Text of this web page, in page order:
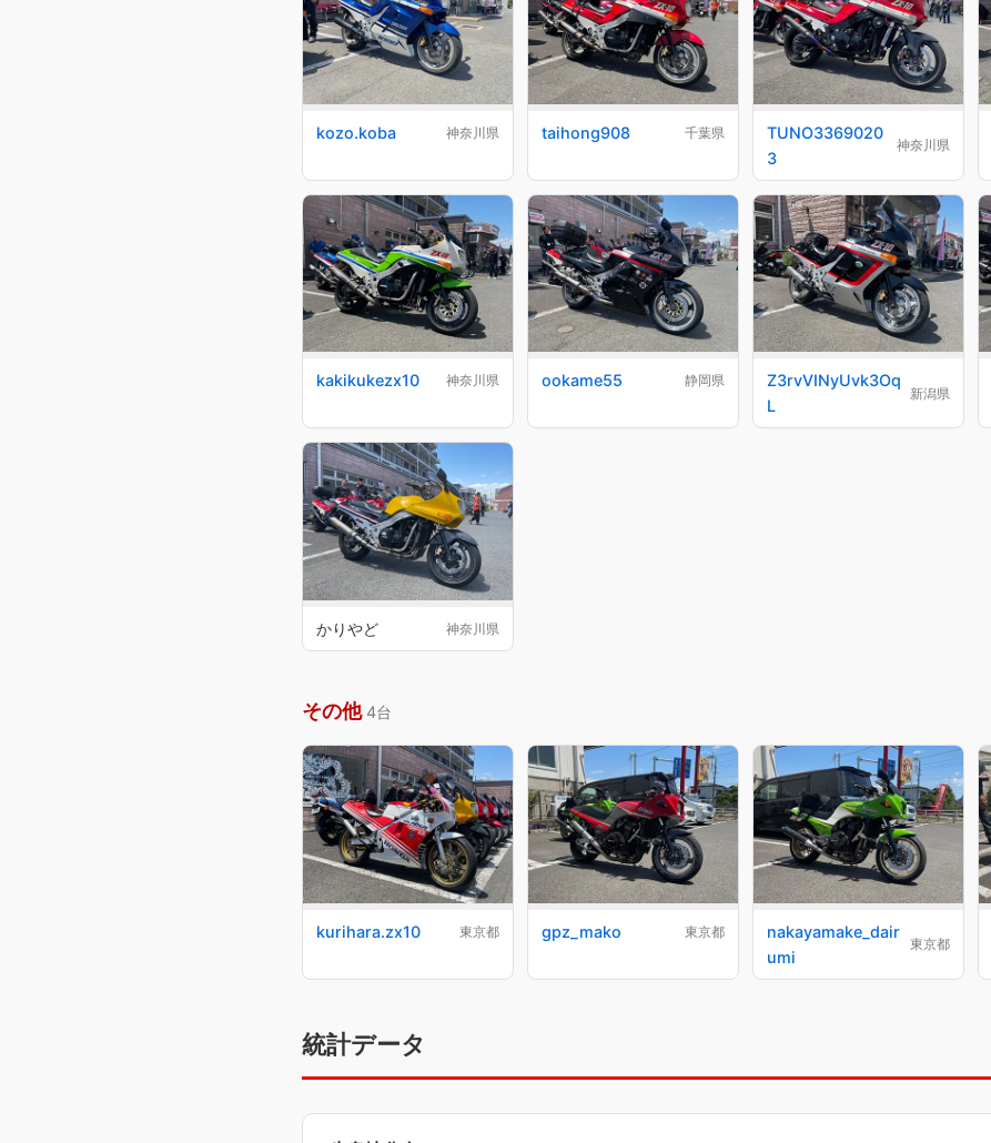
kozo.koba 神奈川県 taihong908 千葉県
TUNO3369020
3
神奈川県
kakikukezx10 神奈川県 ookame55 静岡県
Z3rvVINyUvk3Oq
L
新潟県
かりやど 神奈川県
その他 4台
kurihara.zx10 東京都 gpz_mako 東京都
nakayamake_dair
umi
東京都
統計データ